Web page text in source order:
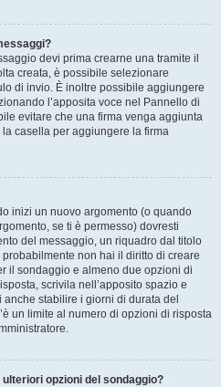
devi prima crearne una tramite il
creata, è possibile selezionare
di invio. È inoltre possibile aggiungere
l’apposita voce nel Pannello di
evitare che una firma venga aggiunta
casella per aggiungere la firma
inizi un nuovo argomento (o quando
se ti è permesso) dovresti
del messaggio, un riquadro dal titolo
non hai il diritto di creare
il sondaggio e almeno due opzioni di
scrivila nell’apposito spazio e
anche stabilire i giorni di durata del
un limite al numero di opzioni di risposta
opzioni del sondaggio?